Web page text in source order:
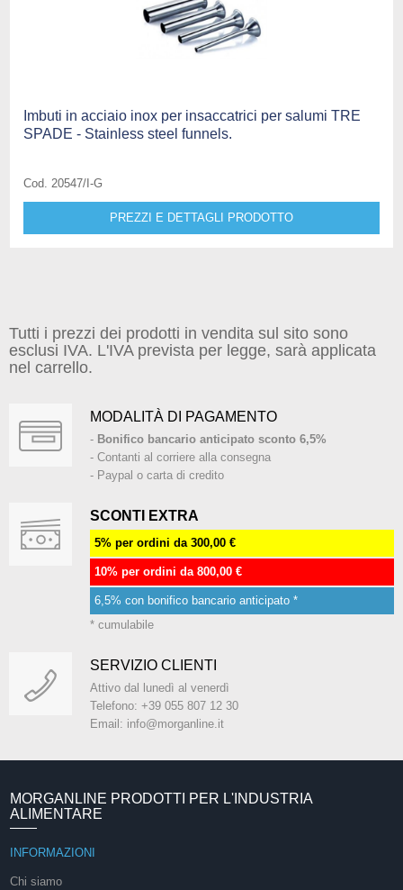
Imbuti in acciaio inox per insaccatrici per salumi TRE
SPADE - Stainless steel funnels.
Cod. 20547/I-G
PREZZI E DETTAGLI PRODOTTO
Tutti i prezzi dei prodotti in vendita sul sito sono
esclusi IVA. L'IVA prevista per legge, sarà applicata
nel carrello.
MODALITÀ DI PAGAMENTO
- Bonifico bancario anticipato sconto 6,5%
- Contanti al corriere alla consegna
- Paypal o carta di credito
SCONTI EXTRA
5% per ordini da 300,00 €
10% per ordini da 800,00 €
6,5% con bonifico bancario anticipato *
* cumulabile
SERVIZIO CLIENTI
Attivo dal lunedì al venerdì
Telefono: +39 055 807 12 30
Email: info@morganline.it
MORGANLINE PRODOTTI PER L'INDUSTRIA
ALIMENTARE
INFORMAZIONI
Chi siamo